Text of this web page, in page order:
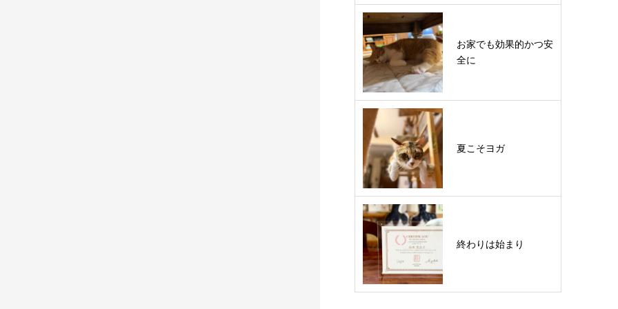
お家でも効果的かつ安
全に
夏こそヨガ
終わりは始まり